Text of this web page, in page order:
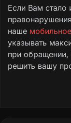
Если Вам стало
наше
указывать
при
решить вашу